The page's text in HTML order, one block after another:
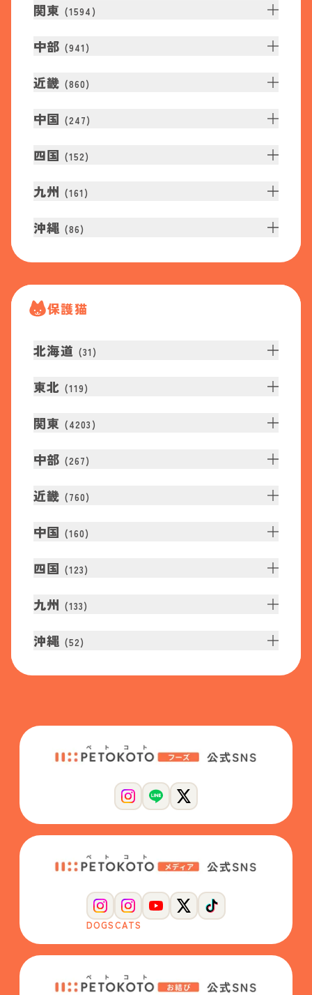
関東 (1594 )
中部 (941 )
近畿 (860)
中国 (247)
四国 (152)
九州 (161 )
沖縄 (86)
保護猫
北海道 (31 )
東北 (119)
関東 (4203 )
中部 (267)
近畿 (760)
中国 (160)
四国 (123)
九州 (133)
沖縄 (52)
DOGSCATS